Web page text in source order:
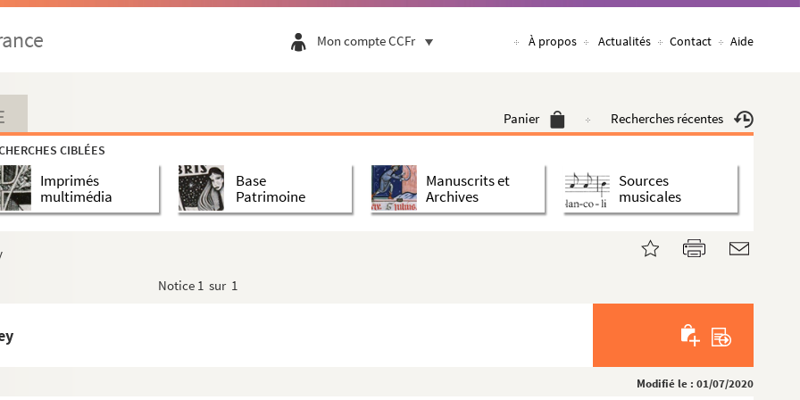
Mon compte CCFr À propos Actualités Contact Aide
Panier Recherches récentes
CIBLÉES
Imprimés
multimédia
Base
Patrimoine
Manuscrits et
Archives
Sources
musicales
Notice 1 sur 1
Modifié le : 01/07/2020